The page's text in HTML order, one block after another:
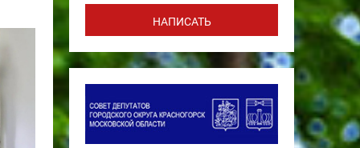
НАПИСАТЬ